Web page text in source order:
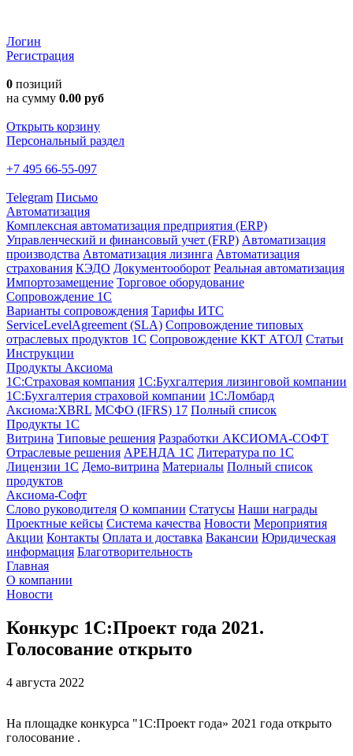
Логин
Регистрация
0 позиций
на сумму 0.00 руб
Открыть корзину
Персональный раздел
+7 495 66-55-097
Telegram Письмо
Автоматизация
Комплексная автоматизация предприятия (ERP)
Управленческий и финансовый учет (FRP) Автоматизация
производства Автоматизация лизинга Автоматизация
страхования КЭДО Документооборот Реальная автоматизация
Импортозамещение Торговое оборудование
Сопровождение 1С
Варианты сопровождения Тарифы ИТС
ServiceLevelAgreement (SLA) Сопровождение типовых
отраслевых продуктов 1С Сопровождение ККТ АТОЛ Статьи
Инструкции
Продукты Аксиома
1С:Страховая компания 1С:Бухгалтерия лизинговой компании
1С:Бухгалтерия страховой компании 1С:Ломбард
Аксиома:XBRL МСФО (IFRS) 17 Полный список
Продукты 1С
Витрина Типовые решения Разработки АКСИОМА-СОФТ
Отраслевые решения АРЕНДА 1С Литература по 1С
Лицензии 1C Демо-витрина Материалы Полный список
продуктов
Аксиома-Софт
Слово руководителя О компании Статусы Наши награды
Проектные кейсы Система качества Новости Мероприятия
Акции Контакты Оплата и доставка Вакансии Юридическая
информация Благотворительность
Главная
О компании
Новости
Конкурс 1С:Проект года 2021.
Голосование открыто
4 августа 2022
На площадке конкурса "1С:Проект года» 2021 года открыто
голосование .